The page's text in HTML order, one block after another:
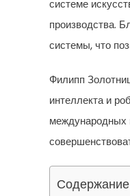
системе
производства.
системы, что
Филипп
интеллекта и
международных
Содержание